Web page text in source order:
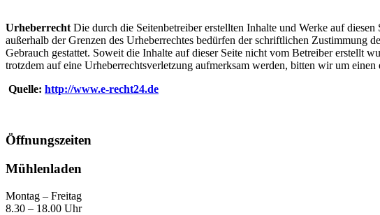
UrheberrechtDie durch die Seitenbetreiber erstellten Inhalte und Werke auf
außerhalb der Grenzen des Urheberrechtes bedürfen der schriftlichen
Gebrauch gestattet. Soweit die Inhalte auf dieser Seite nicht vom Betreiber erstellt
trotzdem auf eine Urheberrechtsverletzung aufmerksam werden, bitten wir um
Quelle: http://www.e-recht24.de
Öffnungszeiten
Mühlenladen
Montag – Freitag
8.30 – 18.00 Uhr